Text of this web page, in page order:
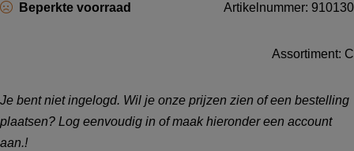
Beperkte voorraad Artikelnummer: 910130
Assortiment: C
Je bent niet ingelogd. Wil je onze prijzen zien of een bestelling
plaatsen? Log eenvoudig in of maak hieronder een account
aan.!